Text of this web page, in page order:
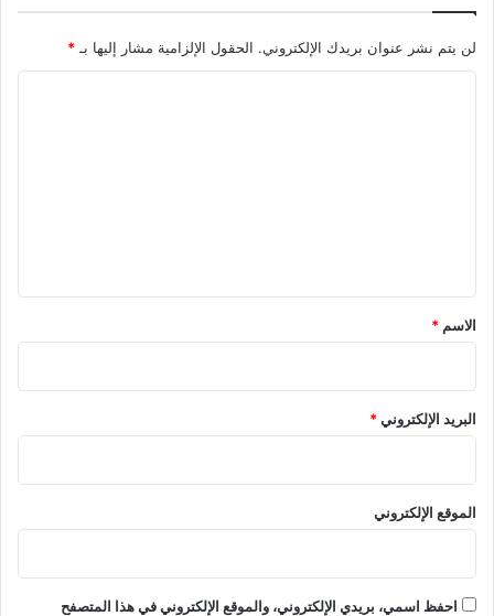
لن يتم نشر عنوان بريدك الإلكتروني. الحقول الإلزامية مشار إليها بـ *
*
الاسم *
البريد الإلكتروني*
الموقع الإلكتروني
احفظ اسمي، بريدي الإلكتروني، والموقع الإلكتروني في هذا المتصفح